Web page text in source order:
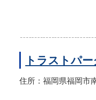
トラストパ
住所：福岡県福岡市